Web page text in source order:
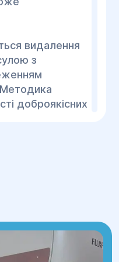
видалення
з
Методика
доброякісних
залози разом
на